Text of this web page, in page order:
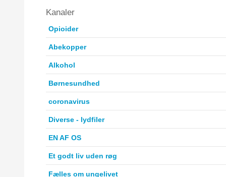
Kanaler
Opioider
Abekopper
Alkohol
Børnesundhed
coronavirus
Diverse - lydfiler
EN AF OS
Et godt liv uden røg
Fælles om ungelivet